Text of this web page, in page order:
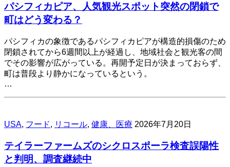
パシフィカピア、人気観光スポット突然の閉鎖で
町はどう変わる？
パシフィカの象徴であるパシフィカピアが構造的損傷のため
閉鎖されてから6週間以上が経過し、地域社会と観光客の間
でその影響が広がっている。再開予定日が決まっておらず、
町は普段より静かになっているという。
…
USA, フード, リコール, 健康、医療 2026年7月20日
テイラーファームズのシクロスポーラ検査誤陽性
と判明、調査継続中